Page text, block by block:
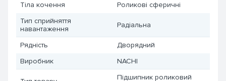
Тіла кочення
Роликові сферичні
Тип сприйняття
навантаження
Радіальна
Рядність
Дворядний
Виробник
NACHI
Підшипник роликовий